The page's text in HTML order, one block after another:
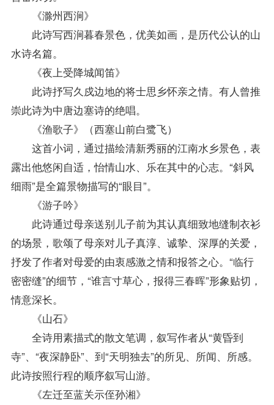
《滁州西涧》
此诗写西涧暮春景色，优美如画，是历代公认的山
水诗名篇。
《夜上受降城闻笛》
此诗抒写久戍边地的将士思乡怀亲之情。有人曾推
崇此诗为中唐边塞诗的绝唱。
《渔歌子》（西塞山前白鹭飞）
这首小词，通过描绘清新秀丽的江南水乡景色，表
露出他悠闲自适，怡情山水、乐在其中的心志。“斜风
细雨”是全篇景物描写的“眼目”。
《游子吟》
此诗通过母亲送别儿子前为其认真细致地缝制衣衫
的场景，歌颂了母亲对儿子真淳、诚挚、深厚的关爱，
抒发了作者对母爱的由衷感激之情和报答之心。“临行
密密缝”的细节，“谁言寸草心，报得三春晖”形象贴切，
情意深长。
《山石》
全诗用素描式的散文笔调，叙写作者从“黄昏到
寺”、“夜深静卧”、到“天明独去”的所见、所闻、所感。
此诗按照行程的顺序叙写山游。
《左迁至蓝关示侄孙湘》